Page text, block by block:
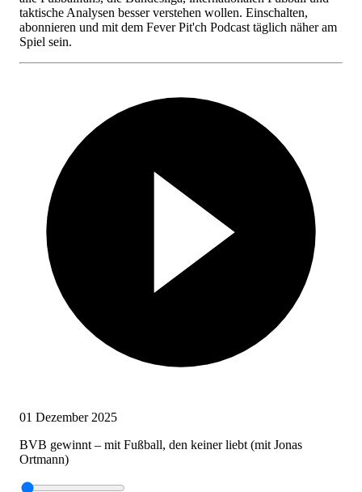
taktische Analysen besser verstehen wollen. Einschalten,
abonnieren und mit dem Fever Pit'ch Podcast täglich näher am
Spiel sein.
01 Dezember 2025
BVB gewinnt – mit Fußball, den keiner liebt (mit Jonas
Ortmann)